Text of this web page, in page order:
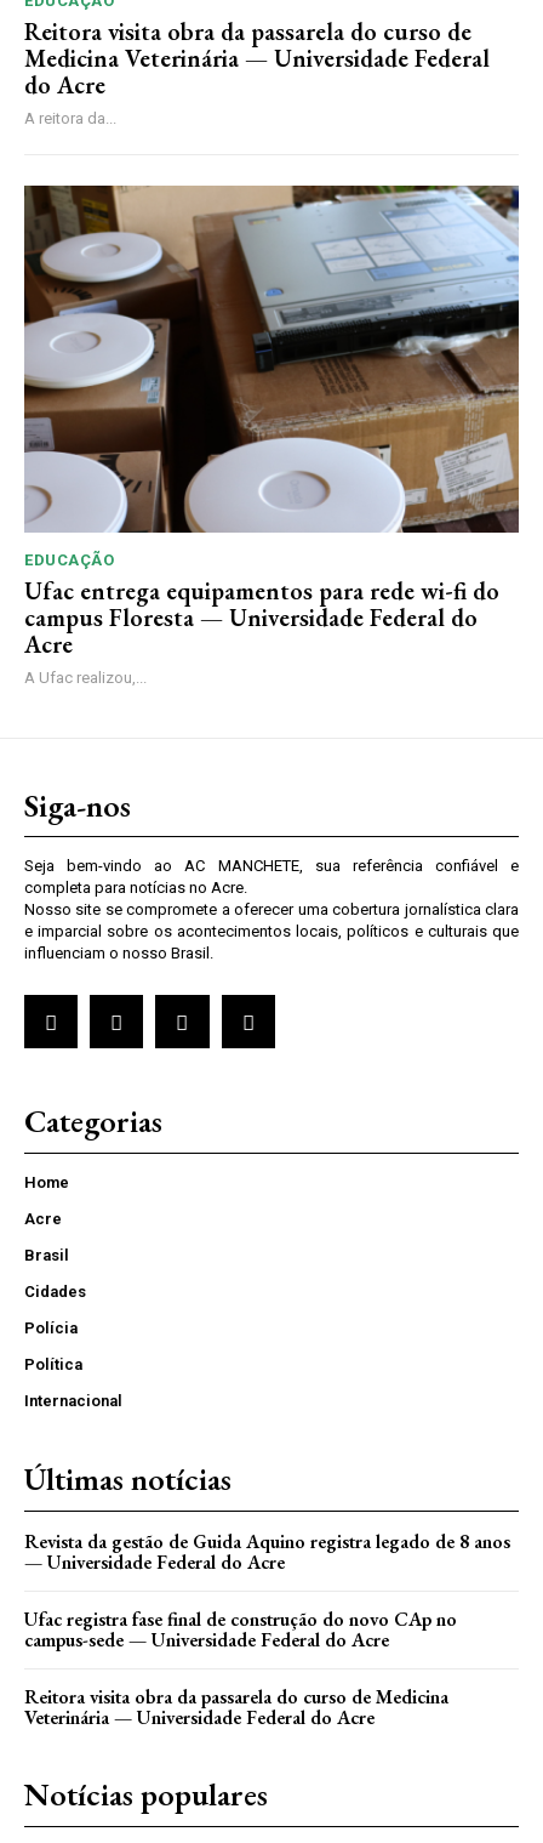
Reitora visita obra da passarela do curso de
Medicina Veterinária — Universidade Federal
do Acre
A reitora da...
EDUCAÇÃO
Ufac entrega equipamentos para rede wi-fi do
campus Floresta — Universidade Federal do
Acre
A Ufac realizou,...
Siga-nos
Seja bem-vindo ao AC MANCHETE, sua referência confiável e
completa para notícias no Acre.
Nosso site se compromete a oferecer uma cobertura jornalística clara
e imparcial sobre os acontecimentos locais, políticos e culturais que
influenciam o nosso Brasil.
Categorias
Home
Acre
Brasil
Cidades
Polícia
Política
Internacional
Últimas notícias
Revista da gestão de Guida Aquino registra legado de 8 anos
— Universidade Federal do Acre
Ufac registra fase final de construção do novo CAp no
campus-sede — Universidade Federal do Acre
Reitora visita obra da passarela do curso de Medicina
Veterinária — Universidade Federal do Acre
Notícias populares